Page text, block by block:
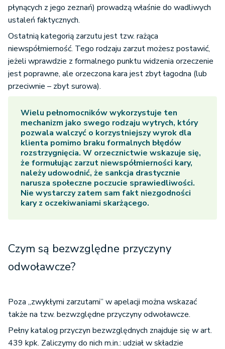
płynących z jego zeznań) prowadzą właśnie do wadliwych
ustaleń faktycznych.
Ostatnią kategorią zarzutu jest tzw. rażąca
niewspółmierność. Tego rodzaju zarzut możesz postawić,
jeżeli wprawdzie z formalnego punktu widzenia orzeczenie
jest poprawne, ale orzeczona kara jest zbyt łagodna (lub
przeciwnie – zbyt surowa).
Wielu pełnomocników wykorzystuje ten
mechanizm jako swego rodzaju wytrych, który
pozwala walczyć o korzystniejszy wyrok dla
klienta pomimo braku formalnych błędów
rozstrzygnięcia. W orzecznictwie wskazuje się,
że formułując zarzut niewspółmierności kary,
należy udowodnić, że sankcja drastycznie
narusza społeczne poczucie sprawiedliwości.
Nie wystarczy zatem sam fakt niezgodności
kary z oczekiwaniami skarżącego.
Czym są bezwzględne przyczyny
odwoławcze?
Poza „zwykłymi zarzutami” w apelacji można wskazać
także na tzw. bezwzględne przyczyny odwoławcze.
Pełny katalog przyczyn bezwzględnych znajduje się w art.
439 kpk. Zaliczymy do nich m.in.: udział w składzie